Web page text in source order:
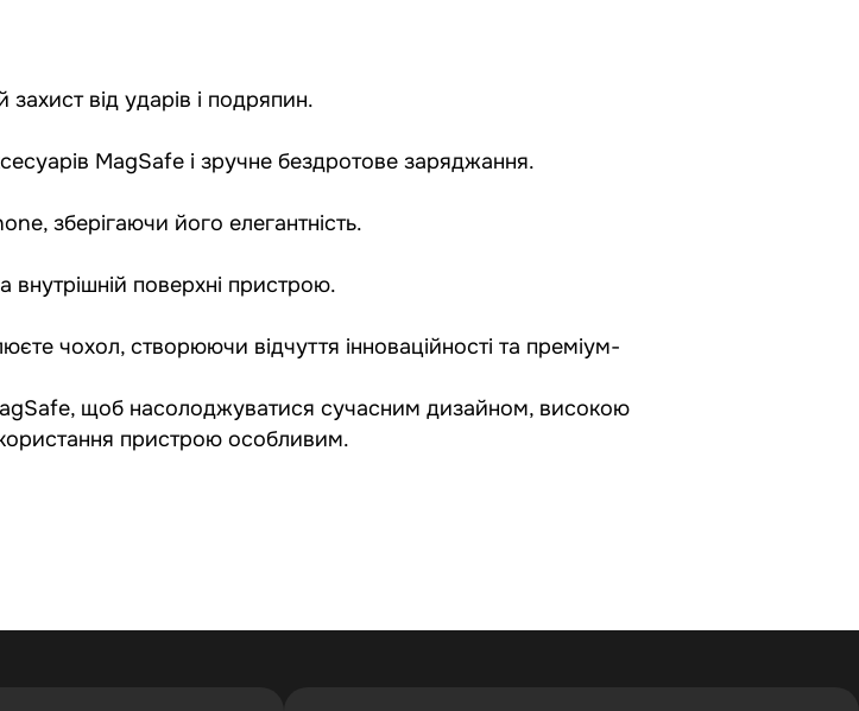
захист від ударів і подряпин.
MagSafe і зручне бездротове заряджання.
зберігаючи його елегантність.
поверхні пристрою.
чохол, створюючи відчуття інноваційності та преміум-
щоб насолоджуватися сучасним дизайном, високою
пристрою особливим.